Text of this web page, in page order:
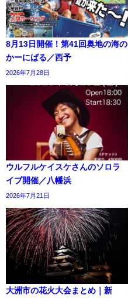
8月13日開催！第41回奥地の海の
かーにばる／西予
2026年7月28日
ウルフルケイスケさんのソロラ
イブ開催／八幡浜
2026年7月21日
大洲市の花火大会まとめ｜新